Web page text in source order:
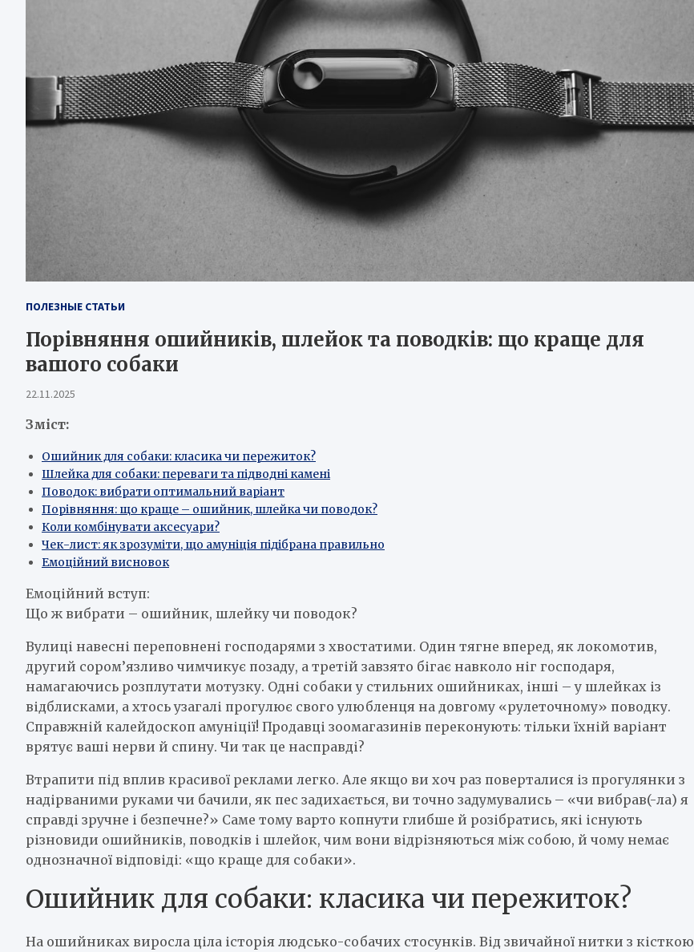
ПОЛЕЗНЫЕ СТАТЬИ
Порівняння ошийників, шлейок та поводків: що краще для
вашого собаки
22.11.2025
Зміст:
Ошийник для собаки: класика чи пережиток?
Шлейка для собаки: переваги та підводні камені
Поводок: вибрати оптимальний варіант
Порівняння: що краще – ошийник, шлейка чи поводок?
Коли комбінувати аксесуари?
Чек-лист: як зрозуміти, що амуніція підібрана правильно
Емоційний висновок
Емоційний вступ:
Що ж вибрати – ошийник, шлейку чи поводок?
Вулиці навесні переповнені господарями з хвостатими. Один тягне вперед, як локомотив,
другий сором’язливо чимчикує позаду, а третій завзято бігає навколо ніг господаря,
намагаючись розплутати мотузку. Одні собаки у стильних ошийниках, інші – у шлейках із
відблисками, а хтось узагалі прогулює свого улюбленця на довгому «рулеточному» поводку.
Справжній калейдоскоп амуніції! Продавці зоомагазинів переконують: тільки їхній варіант
врятує ваші нерви й спину. Чи так це насправді?
Втрапити під вплив красивої реклами легко. Але якщо ви хоч раз поверталися із прогулянки з
надірваними руками чи бачили, як пес задихається, ви точно задумувались – «чи вибрав(-ла) я
справді зручне і безпечне?» Саме тому варто копнути глибше й розібратись, які існують
різновиди ошийників, поводків і шлейок, чим вони відрізняються між собою, й чому немає
однозначної відповіді: «що краще для собаки».
Ошийник для собаки: класика чи пережиток?
На ошийниках виросла ціла історія людсько-собачих стосунків. Від звичайної нитки з кісткою